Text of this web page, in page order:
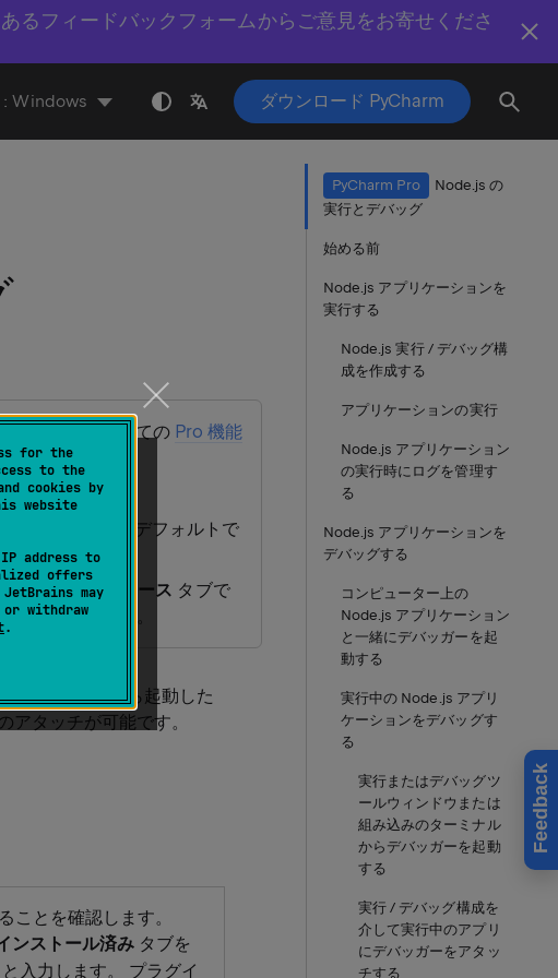
for the
to the
cookies by
website
address to
offers
may
withdraw
.
るフィードバックフォームからご意見をお寄せくださ
Feedback
:Windows ダウンロード PyCharm
を開始し、すべての Pro 機能
ルされており、デフォルトで
マーケットプレース タブで
利用できます。
PyCharm から起動した
タッチが可能です。
ことを確認します。
ンストール済み タブを
入力します。 プラグイ
PyCharm Pro
Node.js の
実行とデバッグ
始める前
Node.js アプリケーションを
実行する
Node.js 実行 / デバッグ構
成を作成する
アプリケーションの実行
Node.js アプリケーション
の実行時にログを管理す
る
Node.js アプリケーションを
デバッグする
コンピューター上の
Node.js アプリケーション
と一緒にデバッガーを起
動する
実行中の Node.js アプリ
ケーションをデバッグす
る
実行またはデバッグツ
ールウィンドウまたは
組み込みのターミナル
からデバッガーを起動
する
実行 / デバッグ構成を
介して実行中のアプリ
にデバッガーをアタッ
チする